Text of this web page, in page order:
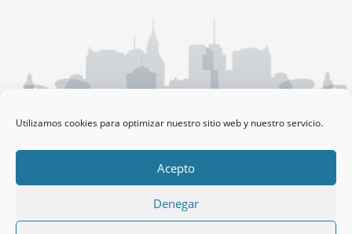
Utilizamos cookies para optimizar nuestro sitio web y nuestro servicio.
Acepto
Denegar